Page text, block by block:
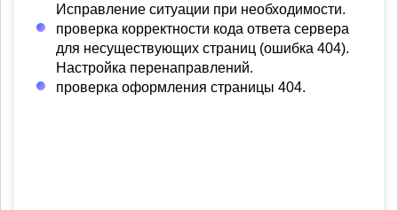
Исправление ситуации при необходимости.
проверка корректности кода ответа сервера
для несуществующих страниц (ошибка 404).
Настройка перенаправлений.
проверка оформления страницы 404.